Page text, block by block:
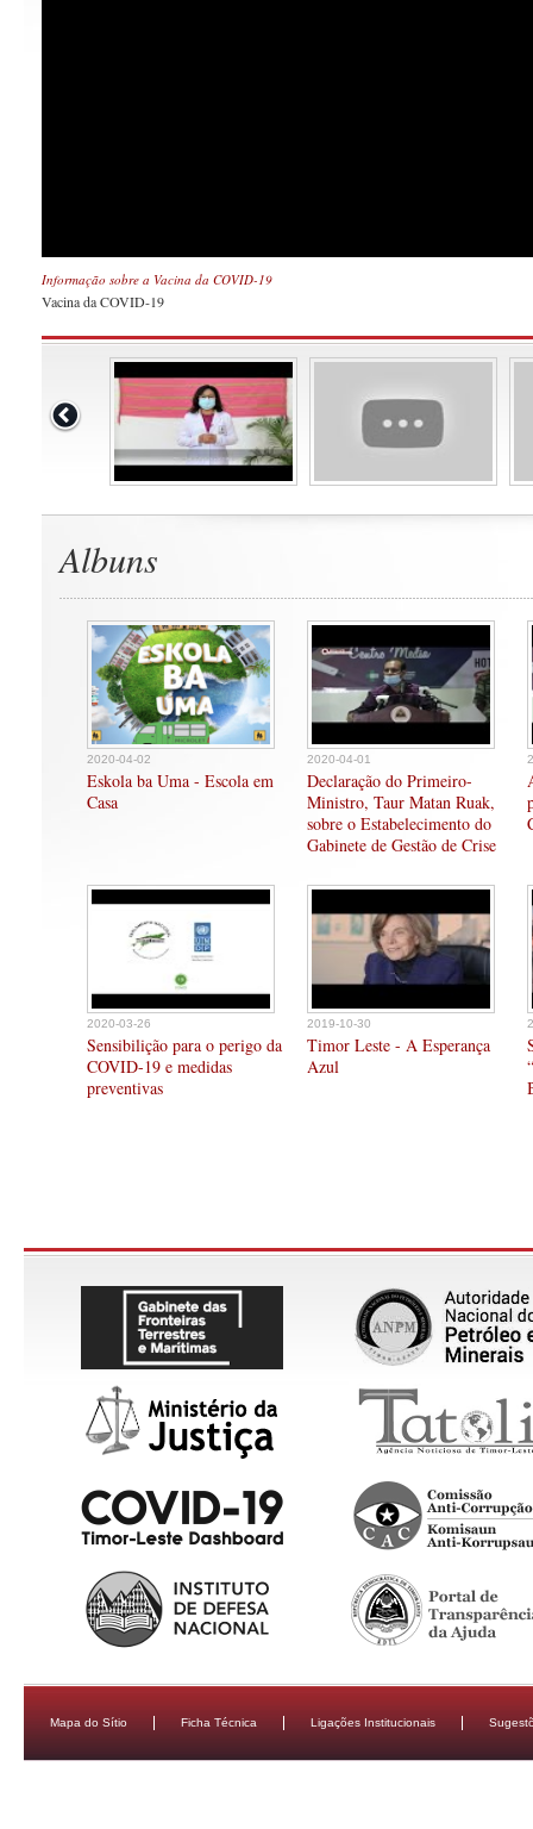
Informação sobre a Vacina da COVID-19
Vacina da COVID-19
Albuns
2020-04-02
Eskola ba Uma - Escola em
Casa
2020-04-01
Declaração do Primeiro-
Ministro, Taur Matan Ruak,
sobre o Estabelecimento do
Gabinete de Gestão de Crise
2020-03-26
Sensibilição para o perigo da
COVID-19 e medidas
preventivas
2019-10-30
Timor Leste - A Esperança
Azul
Mapa do Sítio Ficha Técnica Ligações Institucionais